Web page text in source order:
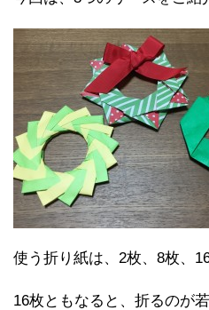
使う折り紙は、2枚、8枚、
16枚ともなると、折るのが